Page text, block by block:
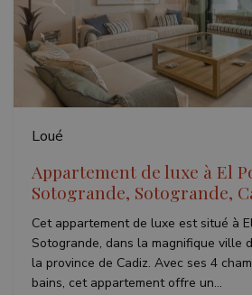
Précédent
Loué
Appartement de luxe à El
Sotogrande, Sotogrande,
Cet appartement de luxe est situé à
Sotogrande, dans la magnifique ville
la province de Cadiz. Avec ses 4
bains, cet appartement offre un...